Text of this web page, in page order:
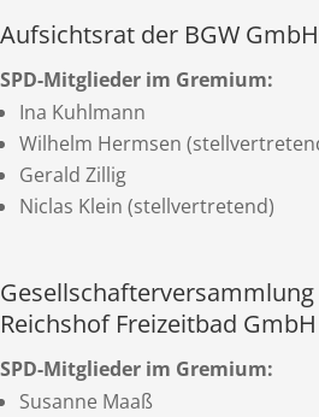
Aufsichtsrat der BGW GmbH
SPD-Mitglieder im Gremium:
Ina Kuhlmann
Wilhelm Hermsen
Gerald Zillig
Niclas Klein (stellvertretend)
Reichshof Freizeitbad GmbH
SPD-Mitglieder im Gremium:
Susanne Maaß